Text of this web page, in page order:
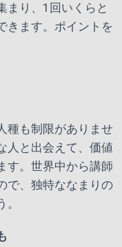
まり、1回いくらと
きます。ポイントを
種も制限がありませ
人と出会えて、価値
す。世界中から講師
で、独特ななまりの